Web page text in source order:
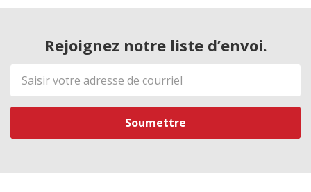
Rejoignez notre liste d’envoi.
Adresse
de
courriel